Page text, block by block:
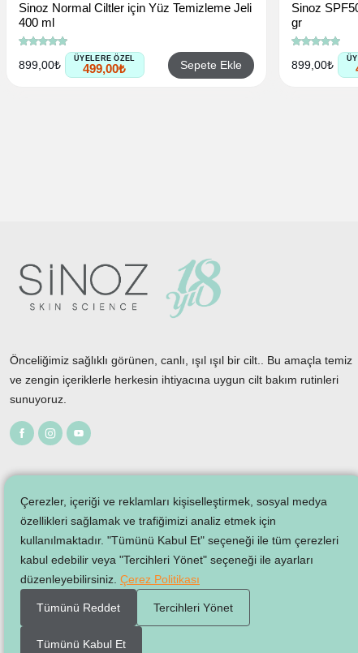
Sinoz Normal Ciltler için Yüz Temizleme Jeli
400 ml
899,00₺ ÜYELERE ÖZEL
499,00₺ Sepete Ekle
Sinoz
gr
899,00₺
Önceliğimiz sağlıklı görünen, canlı, ışıl ışıl bir cilt.. Bu amaçla temiz
ve zengin içeriklerle herkesin ihtiyacına uygun cilt bakım rutinleri
sunuyoruz.
Çerezler, içeriği ve reklamları kişiselleştirmek, sosyal medya
özellikleri sağlamak ve trafiğimizi analiz etmek için
kullanılmaktadır. "Tümünü Kabul Et" seçeneği ile tüm çerezleri
kabul edebilir veya "Tercihleri Yönet" seçeneği ile ayarları
düzenleyebilirsiniz. Çerez Politikası
Tümünü Reddet Tercihleri Yönet
Tümünü Kabul Et